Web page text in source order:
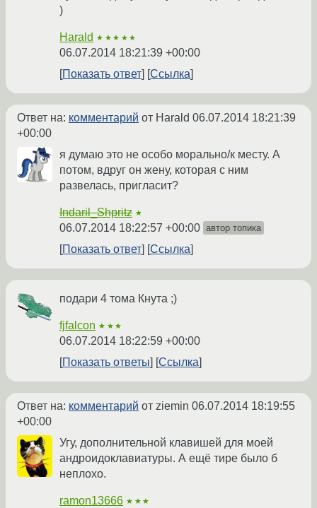
)
Harald ★★★★★
06.07.2014 18:21:39 +00:00
Показать ответ
Ссылка
Ответ на: комментарий от Harald 06.07.2014 18:21:39
+00:00
я думаю это не особо морально/к месту. А
потом, вдруг он жену, которая с ним
развелась, пригласит?
Indaril_Shpritz ★
06.07.2014 18:22:57 +00:00 автор топика
Показать ответ Ссылка
подари 4 тома Кнута ;)
fjfalcon ★★★
06.07.2014 18:22:59 +00:00
Показать ответы
Ссылка
Ответ на: комментарий от ziemin 06.07.2014 18:19:55
+00:00
Угу, дополнительной клавишей для моей
андроидоклавиатуры. А ещё тире было б
неплохо.
ramon13666 ★★★